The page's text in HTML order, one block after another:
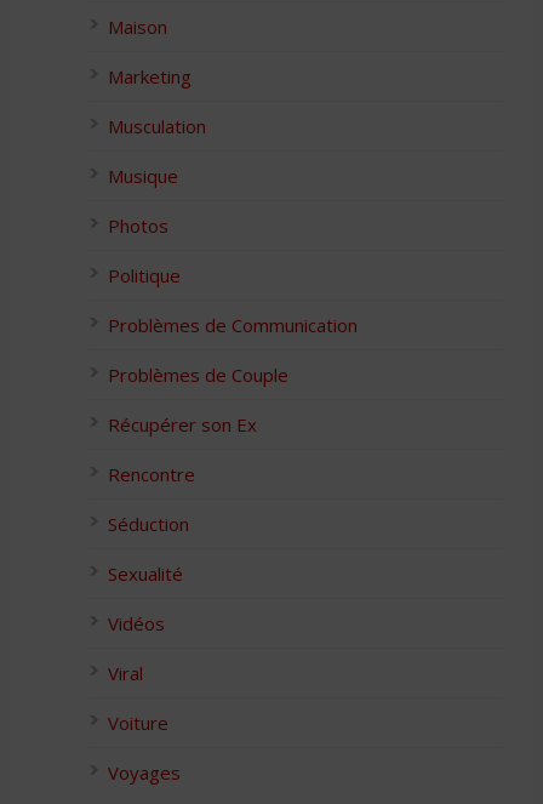
Maison
Marketing
Musculation
Musique
Photos
Politique
Problèmes de Communication
Problèmes de Couple
Récupérer son Ex
Rencontre
Séduction
Sexualité
Vidéos
Viral
Voiture
Voyages